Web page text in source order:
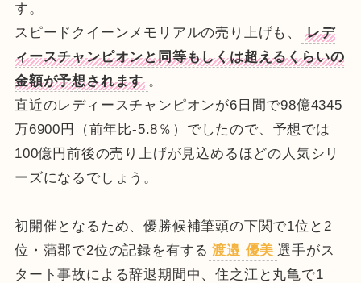
す。
スピードクイーンメモリアルの売り上げも、
レデ
ィースチャンピオンと同等もしくは超えるくらいの
金額が予想されます 。
直近のレディースチャンピオンが6日間で98億4345
万6900円（前年比-5.8％）でしたので、予想では
100億円前後の売り上げが見込めるほどの人気シリ
ーズになるでしょう。
初開催となるため、優勝候補筆頭の下関で1位と2
位・蒲郡で2位の記録を有する 渡邉 優美 選手がス
タート事故による辞退期間中、住之江と丸亀で1